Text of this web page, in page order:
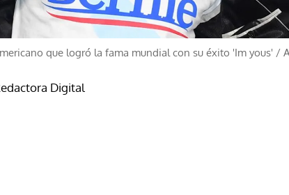
que logró la fama mundial con su éxito 'Im yous' /
Digital